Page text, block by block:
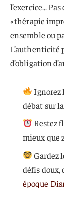
l’exercice…
« thérapie
ensemble ou
L’authenticité
d’obligation
Ignorez
débat sur
Restez
mieux que
Gardez
défis doux,
époque